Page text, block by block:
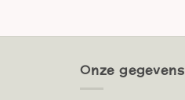
Onze gegevens